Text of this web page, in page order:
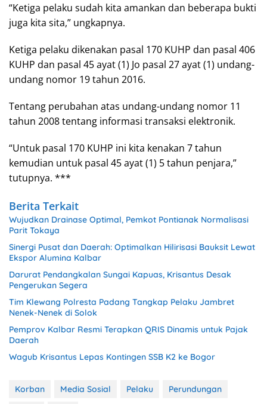
“Ketiga pelaku sudah kita amankan dan beberapa bukti
juga kita sita,” ungkapnya.
Ketiga pelaku dikenakan pasal 170 KUHP dan pasal 406
KUHP dan pasal 45 ayat (1) Jo pasal 27 ayat (1) undang-
undang nomor 19 tahun 2016.
Tentang perubahan atas undang-undang nomor 11
tahun 2008 tentang informasi transaksi elektronik.
“Untuk pasal 170 KUHP ini kita kenakan 7 tahun
kemudian untuk pasal 45 ayat (1) 5 tahun penjara,”
tutupnya. ***
Berita Terkait
Wujudkan Drainase Optimal, Pemkot Pontianak Normalisasi
Parit Tokaya
Sinergi Pusat dan Daerah: Optimalkan Hilirisasi Bauksit Lewat
Ekspor Alumina Kalbar
Darurat Pendangkalan Sungai Kapuas, Krisantus Desak
Pengerukan Segera
Tim Klewang Polresta Padang Tangkap Pelaku Jambret
Nenek-Nenek di Solok
Pemprov Kalbar Resmi Terapkan QRIS Dinamis untuk Pajak
Daerah
Wagub Krisantus Lepas Kontingen SSB K2 ke Bogor
Korban Media Sosial Pelaku
Perundungan